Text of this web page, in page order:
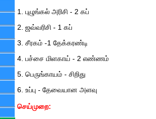
1. புழுங்கல் அரிசி - 2 கப்
2. ஜவ்வரிசி - 1 கப்
3. சீரகம் -1 தேக்கரண்டி
4. பச்சை மிளகாய் - 2 எண்ணம்
5. பெருங்காயம் - சிறிது
6. உப்பு - தேவையான அளவு
செய்முறை: